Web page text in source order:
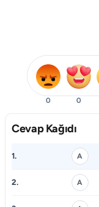
0 0
Cevap Kağıdı
1. A
2. A